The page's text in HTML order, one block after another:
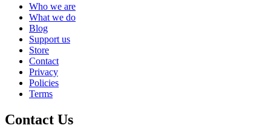
Who we are
What we do
Blog
Support us
Store
Contact
Privacy
Policies
Terms
Contact Us